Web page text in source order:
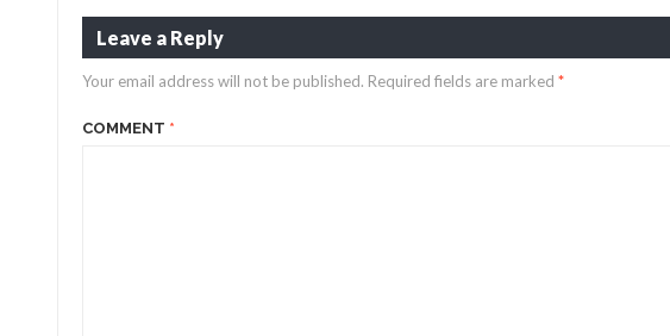
Leave a Reply
Your email address will not be published. Required fields are marked *
COMMENT *